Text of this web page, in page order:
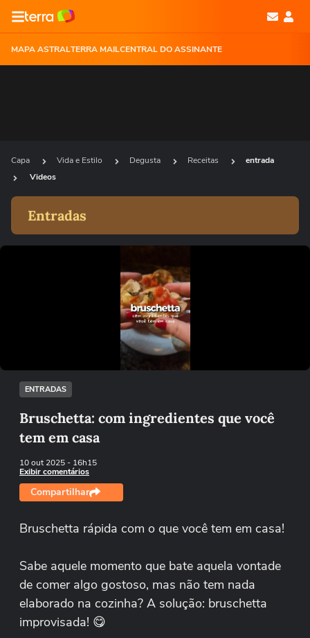
MAPA ASTRALTERRA MAILCENTRAL DO ASSINANTE
Capa Vida e Estilo Degusta Receitas
entrada
Videos
Entradas
Não foi possível reproduzir o vídeo
Tentar novamente
ENTRADAS
Bruschetta: com ingredientes que você
tem em casa
10 out 2025- 16h15
Exibir comentários
Compartilhar
Bruschetta rápida com o que você tem em casa!
Sabe aquele momento que bate aquela vontade
de comer algo gostoso, mas não tem nada
elaborado na cozinha? A solução: bruschetta
improvisada! 😋